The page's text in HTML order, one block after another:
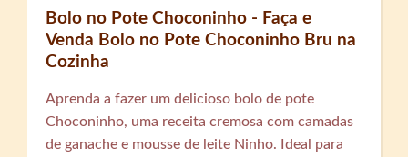
Bolo no Pote Choconinho - Faça e
Venda Bolo no Pote Choconinho Bru na
Cozinha
Aprenda a fazer um delicioso bolo de pote
Choconinho, uma receita cremosa com camadas
de ganache e mousse de leite Ninho. Ideal para